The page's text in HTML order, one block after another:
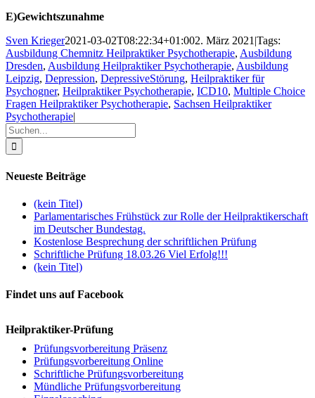
E)Gewichtszunahme
Sven Krieger2021-03-02T08:22:34+01:002. März 2021 |Tags:
Ausbildung Chemnitz Heilpraktiker Psychotherapie, Ausbildung
Dresden, Ausbildung Heilpraktiker Psychotherapie, Ausbildung
Leipzig, Depression, DepressiveStörung, Heilpraktiker für
Psychogner, Heilpraktiker Psychotherapie, ICD10, Multiple Choice
Fragen Heilpraktiker Psychotherapie, Sachsen Heilpraktiker
Psychotherapie|
Suche
nach:
Neueste Beiträge
(kein Titel)
Parlamentarisches Frühstück zur Rolle der Heilpraktikerschaft
im Deutscher Bundestag.
Kostenlose Besprechung der schriftlichen Prüfung
Schriftliche Prüfung 18.03.26 Viel Erfolg!!!
(kein Titel)
Findet uns auf Facebook
Heilpraktiker-Prüfung
Prüfungsvorbereitung Präsenz
Prüfungsvorbereitung Online
Schriftliche Prüfungsvorbereitung
Mündliche Prüfungsvorbereitung